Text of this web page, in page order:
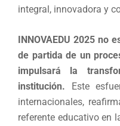
integral, innovadora y
INNOVAEDU 2025 no
de partida de un
impulsará la
institución. Este
internacionales,
referente educativo en